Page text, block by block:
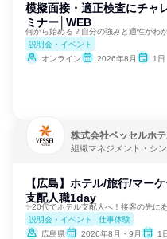
模擬面接・適正検査にチャ
ミナー│WEB
何から始める？自分の強みと適性がわ
説明会・イベント
オンライン
2026年8月 1日
株式会社ベッセルホ
組織マネジメント・シ
【広島】ホテル/旅行/マー
支配人職1day
✨20代でホテル支配人へ！接客の先に
説明会・イベント
仕事体験
広島県
2026年8月・9月 1